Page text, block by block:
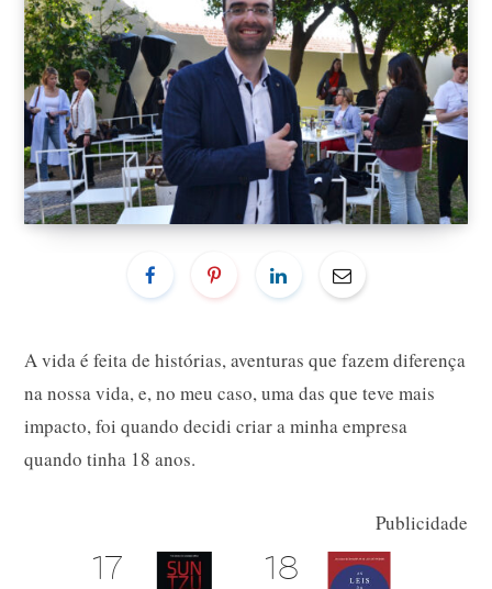
A vida é feita de histórias, aventuras que fazem diferença
na nossa vida, e, no meu caso, uma das que teve mais
impacto, foi quando decidi criar a minha empresa
quando tinha 18 anos.
Publicidade